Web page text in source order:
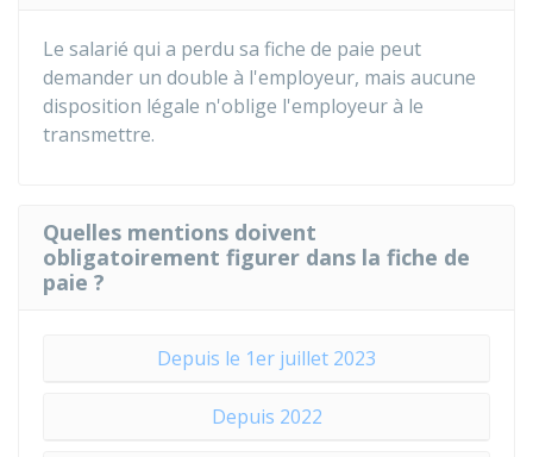
Le salarié qui a perdu sa fiche de paie peut
demander un double à l'employeur, mais aucune
disposition légale n'oblige l'employeur à le
transmettre.
Quelles mentions doivent
obligatoirement figurer dans la fiche de
paie ?
Depuis le 1er juillet 2023
Depuis 2022